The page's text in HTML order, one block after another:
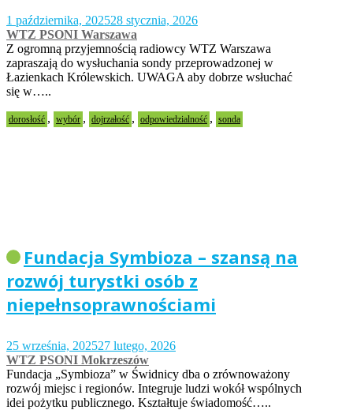
1 października, 202528 stycznia, 2026
WTZ PSONI Warszawa
Z ogromną przyjemnością radiowcy WTZ Warszawa
zapraszają do wysłuchania sondy przeprowadzonej w
Łazienkach Królewskich. UWAGA aby dobrze wsłuchać
się w…..
dorosłość , wybór , dojrzałość , odpowiedzialność , sonda
Fundacja Symbioza – szansą na
rozwój turystki osób z
niepełnsoprawnościami
25 września, 202527 lutego, 2026
WTZ PSONI Mokrzeszów
Fundacja „Symbioza” w Świdnicy dba o zrównoważony
rozwój miejsc i regionów. Integruje ludzi wokół wspólnych
idei pożytku publicznego. Kształtuje świadomość…..